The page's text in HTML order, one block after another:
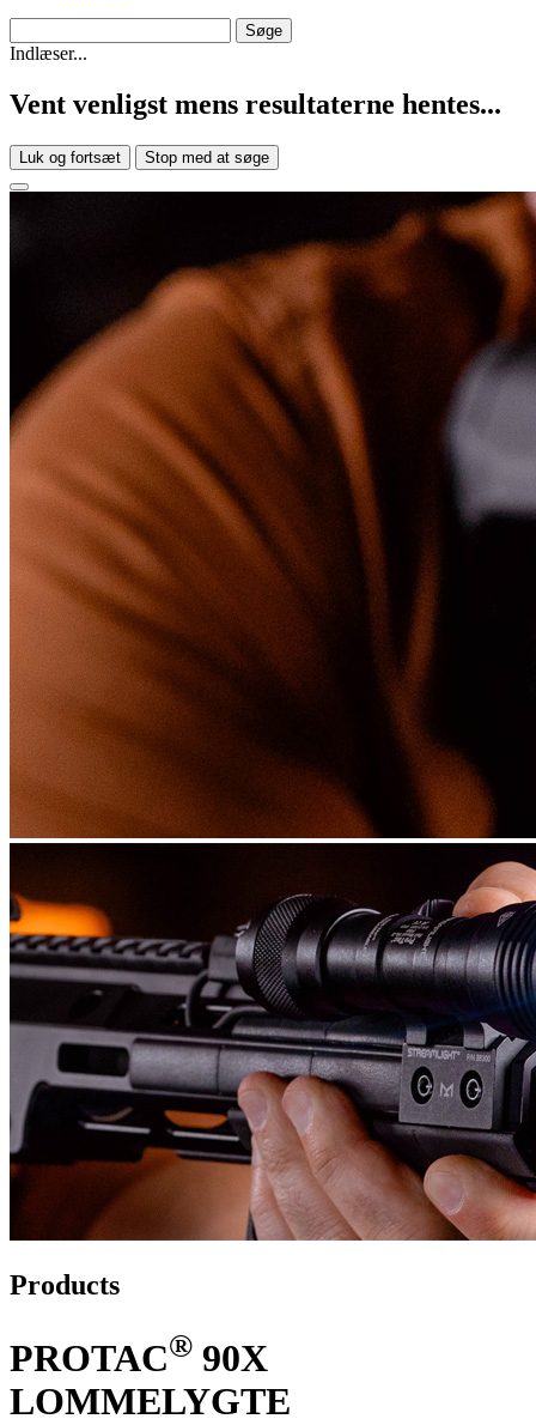
Indlæser...
Vent venligst mens resultaterne hentes...
Luk og fortsæt Stop med at søge
Products
PROTAC® 90X
LOMMELYGTE